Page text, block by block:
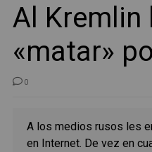
Al Kremlin
«matar»
0
A los medios rusos les
en Internet. De vez en